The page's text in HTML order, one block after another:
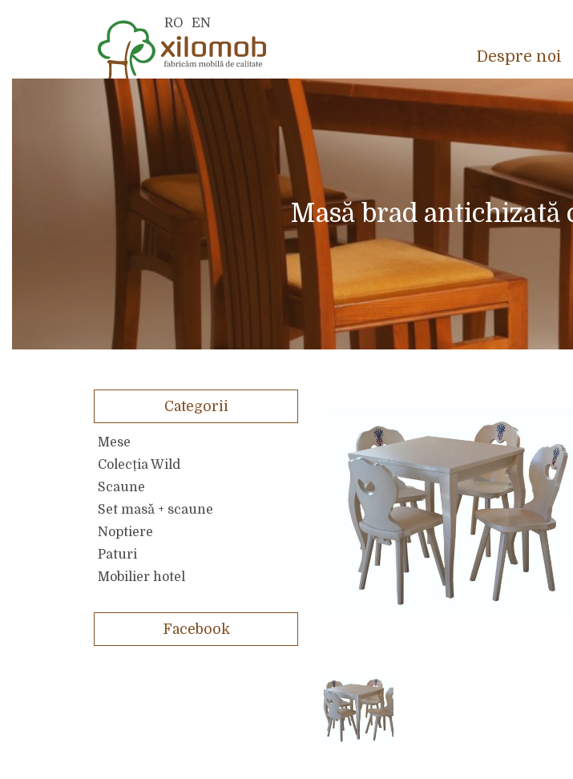
RO EN
Despre noi
Masă brad antichizată
Categorii
Mese
Colecția Wild
Scaune
Set masă + scaune
Noptiere
Paturi
Mobilier hotel
Facebook